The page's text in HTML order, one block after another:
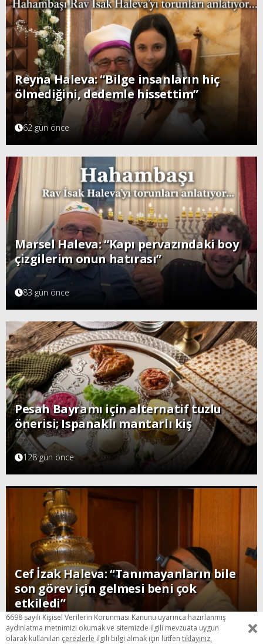
Reyna Haleva: “Bilge insanların hiç
ölmediğini, dedemle hissettim”
62 gün önce
Marsel Haleva: “Kapı pervazındaki boy
çizgilerim onun hatırası”
83 gün önce
Pesah Bayramı için alternatif tuzlu
önerisi; Ispanaklı mantarlı kiş
128 gün önce
Cef İzak Haleva: “Tanımayanların bile
son görev için gelmesi beni çok
etkiledi”
141 gün önce
6698 sayılı Kişisel Verilerin Korunması Kanunu uyarınca hazırlanmış
aydınlatma metnimizi okumak ve sitemizde ilgili mevzuata uygun
olarak kullanılan çerezlerle ilgili bilgi almak için lütfen tıklayınız.